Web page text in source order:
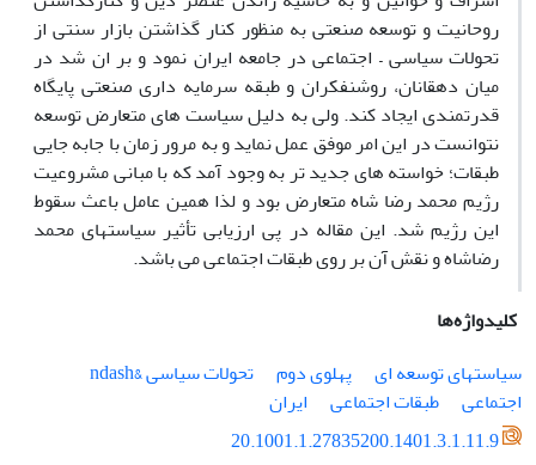
روحانیت و توسعه صنعتی به منظور کنار گذاشتن بازار سنتی از
تحولات سیاسی – اجتماعی در جامعه ایران نمود و بر ان شد در
میان دهقانان، روشنفکران و طبقه سرمایه داری صنعتی پایگاه
قدرتمندی ایجاد کند. ولی به دلیل سیاست های متعارض توسعه
نتوانست در این امر موفق عمل نماید و به مرور زمان با جابه جایی
طبقات؛ خواسته های جدید تر به وجود آمد که با مبانی مشروعیت
رژیم محمد رضا شاه متعارض بود و لذا همین عامل باعث سقوط
این رژیم شد. این مقاله در پی ارزیابی تأثیر سیاستهای محمد
رضاشاه و نقش آن بر روی طبقات اجتماعی می باشد.
کلیدواژه‌ها
سیاستهای توسعه ای
پهلوی دوم
تحولات سیاسی &ndash
اجتماعی
طبقات اجتماعی
ایران
20.1001.1.27835200.1401.3.1.11.9